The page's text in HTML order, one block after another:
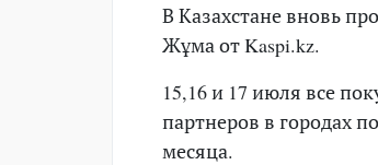
В Казахстане вновь
Жұма от Kaspi.kz.
15,16 и 17 июля все
партнеров в городах
месяца.